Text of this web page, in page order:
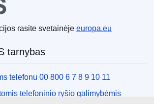
rasite svetainėje europa.eu
tarnybas
telefonu 00 800 6 7 8 9 10 11
telefoninio ryšio galimybėmis